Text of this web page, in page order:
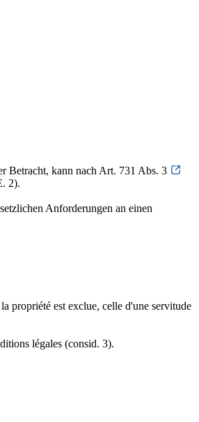
Betracht, kann nach Art. 731 Abs. 3
2).
Anforderungen an einen
propriété est exclue, celle d'une servitude
légales (consid. 3).